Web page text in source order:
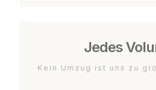
Jedes
Kein Umzug ist uns zu